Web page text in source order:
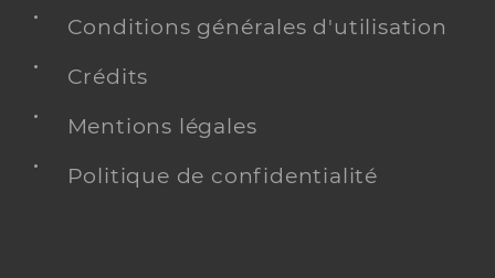
Conditions générales d'utilisation
Crédits
Mentions légales
Politique de confidentialité